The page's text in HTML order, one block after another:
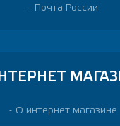
Почта России
О интернет магазине